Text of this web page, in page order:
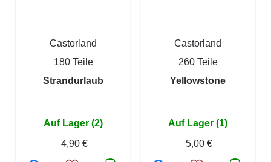
Castorland
180 Teile
Strandurlaub
Auf Lager (2)
4,90 €
Castorland
260 Teile
Yellowstone
Auf Lager (1)
5,00 €